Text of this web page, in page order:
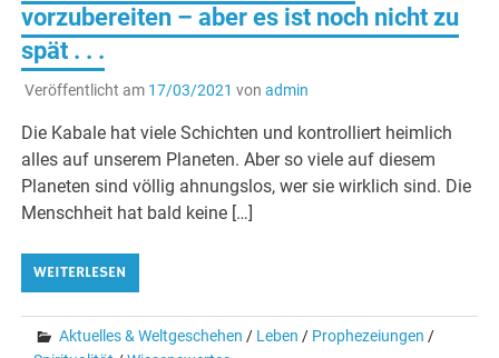
vorzubereiten – aber es ist noch nicht zu
spät . . .
Veröffentlicht am 17/03/2021 von admin
Die Kabale hat viele Schichten und kontrolliert heimlich
alles auf unserem Planeten. Aber so viele auf diesem
Planeten sind völlig ahnungslos, wer sie wirklich sind. Die
Menschheit hat bald keine […]
WEITERLESEN
Aktuelles & Weltgeschehen / Leben / Prophezeiungen /